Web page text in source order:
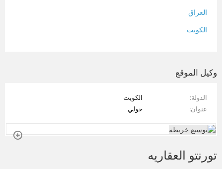
العراق
الكويت
فلسطين
سوريا
تونس
وكيل الموقع
الدولة
الكويت
عنوان
حولي
تورنتو العقاريه